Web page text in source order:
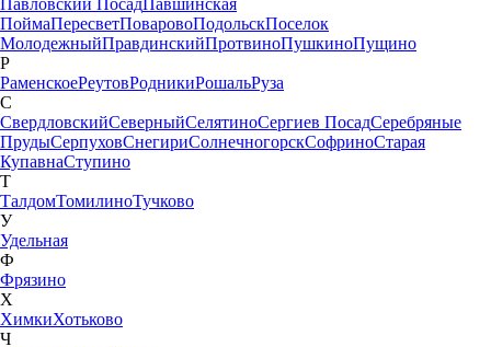
ПоймаПересветПоваровоПодольскПоселок
МолодежныйПравдинскийПротвиноПушкиноПущино
Р
РаменскоеРеутовРодникиРошальРуза
С
СвердловскийСеверныйСелятиноСергиев ПосадСеребряные
ПрудыСерпуховСнегириСолнечногорскСофриноСтарая
КупавнаСтупино
Т
ТалдомТомилиноТучково
У
Удельная
Ф
Фрязино
Х
ХимкиХотьково
Ч